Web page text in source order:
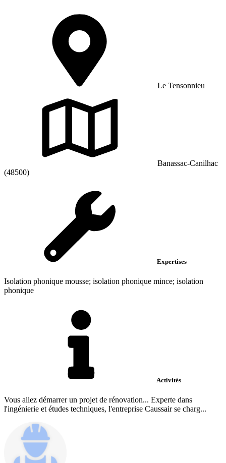
Le Tensonnieu
Banassac-Canilhac
(48500)
Expertises
Isolation phonique mousse; isolation phonique mince; isolation
phonique
Activités
Vous allez démarrer un projet de rénovation... Experte dans
l'ingénierie et études techniques, l'entreprise Caussair se charg...